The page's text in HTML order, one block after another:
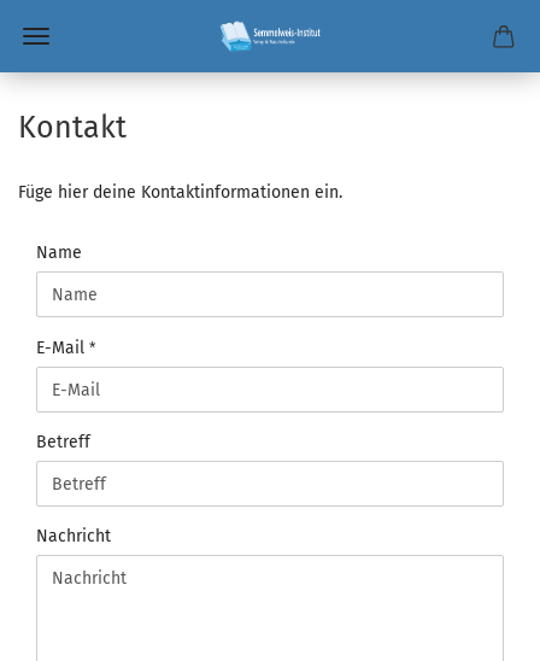
Kontakt
Füge hier deine Kontaktinformationen ein.
KONTAKT
Name
E-Mail
Betreff
Nachricht